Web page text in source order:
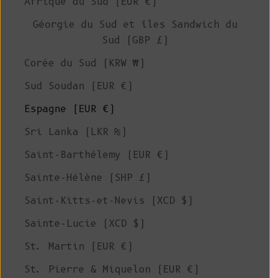
Géorgie du Sud et îles Sandwich du
Sud (GBP £)
Corée du Sud (KRW ₩)
Sud Soudan (EUR €)
Espagne (EUR €)
Sri Lanka (LKR ₨)
Saint-Barthélemy (EUR €)
Sainte-Hélène (SHP £)
Saint-Kitts-et-Nevis (XCD $)
Sainte-Lucie (XCD $)
St. Martin (EUR €)
St. Pierre & Miquelon (EUR €)